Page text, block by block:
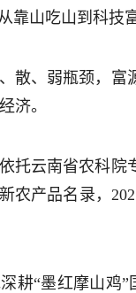
靠山吃山到科技
散、弱瓶颈，
济。
托云南省农科院
农产品名录，
耕“墨红摩山鸡